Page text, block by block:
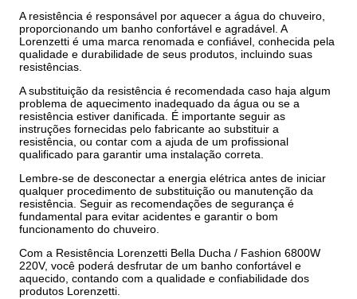
A resistência é responsável por aquecer a água do chuveiro,
proporcionando um banho confortável e agradável. A
Lorenzetti é uma marca renomada e confiável, conhecida pela
qualidade e durabilidade de seus produtos, incluindo suas
resistências.
A substituição da resistência é recomendada caso haja algum
problema de aquecimento inadequado da água ou se a
resistência estiver danificada. É importante seguir as
instruções fornecidas pelo fabricante ao substituir a
resistência, ou contar com a ajuda de um profissional
qualificado para garantir uma instalação correta.
Lembre-se de desconectar a energia elétrica antes de iniciar
qualquer procedimento de substituição ou manutenção da
resistência. Seguir as recomendações de segurança é
fundamental para evitar acidentes e garantir o bom
funcionamento do chuveiro.
Com a Resistência Lorenzetti Bella Ducha / Fashion 6800W
220V, você poderá desfrutar de um banho confortável e
aquecido, contando com a qualidade e confiabilidade dos
produtos Lorenzetti.